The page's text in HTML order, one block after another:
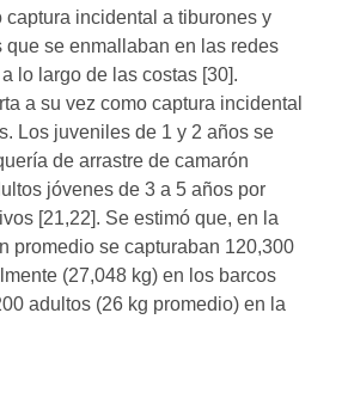
captura incidental a tiburones y
que se enmallaban en las redes
lo largo de las costas [30].
a su vez como captura incidental
Los juveniles de 1 y 2 años se
de arrastre de camarón
jóvenes de 3 a 5 años por
[21,22]. Se estimó que, en la
promedio se capturaban 120,300
(27,048 kg) en los barcos
adultos (26 kg promedio) en la